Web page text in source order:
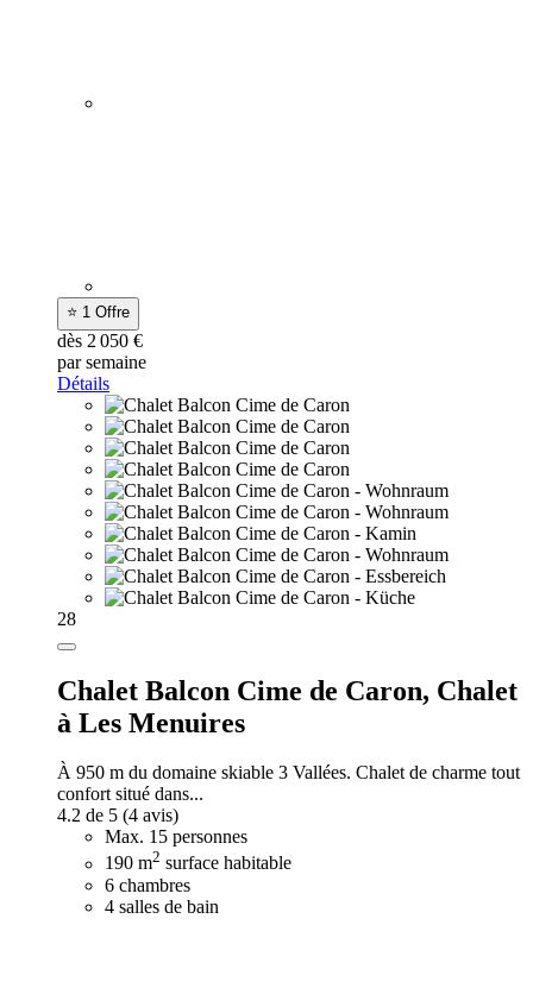
⭐ 1 Offre
dès 2 050 €
par semaine
Détails
28
Chalet Balcon Cime de Caron, Chalet
à Les Menuires
À 950 m du domaine skiable 3 Vallées. Chalet de charme tout
confort situé dans...
4.2 de 5 (4 avis)
Max. 15 personnes
190 m2 surface habitable
6 chambres
4 salles de bain